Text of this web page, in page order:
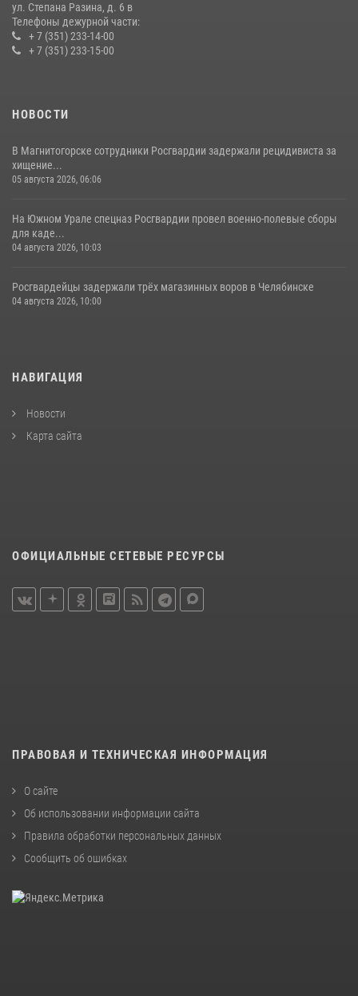
ул. Степана Разина, д. 6 в
Телефоны дежурной части:
+ 7 (351) 233-14-00
+ 7 (351) 233-15-00
НОВОСТИ
В Магнитогорске сотрудники Росгвардии задержали рецидивиста за
хищение...
05 августа 2026, 06:06
На Южном Урале спецназ Росгвардии провел военно-полевые сборы
для каде...
04 августа 2026, 10:03
Росгвардейцы задержали трёх магазинных воров в Челябинске
04 августа 2026, 10:00
НАВИГАЦИЯ
Новости
Карта сайта
ОФИЦИАЛЬНЫЕ СЕТЕВЫЕ РЕСУРСЫ
ПРАВОВАЯ И ТЕХНИЧЕСКАЯ ИНФОРМАЦИЯ
О сайте
Об использовании информации сайта
Правила обработки персональных данных
Сообщить об ошибках